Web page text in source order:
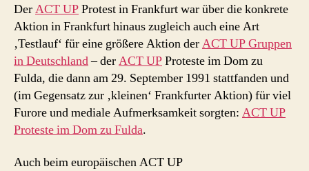
DerACT UPProtest in Frankfurt war über die konkrete
Aktion in Frankfurt hinaus zugleich auch eine Art
‚Testlauf‘ für eine größere Aktion derACT UP Gruppen
in Deutschland– derACT UPProteste im Dom zu
Fulda, die dann am 29. September 1991 stattfanden und
(im Gegensatz zur ‚kleinen‘ Frankfurter Aktion) für viel
Furore und mediale Aufmerksamkeit sorgten: ACT UP
Proteste im Dom zu Fulda.
Auch beim europäischen ACT UP